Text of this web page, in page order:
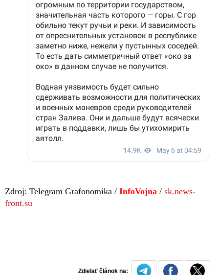
Zdroj: Telegram Grafonomika / InfoVojna / sk.news-
front.su
Zdielať článok na: